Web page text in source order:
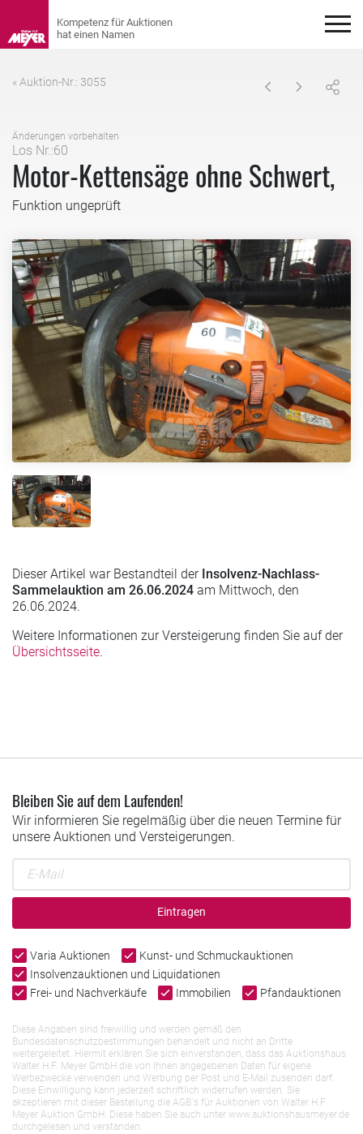
« Auktion-Nr.: 3055
Änderungen vorbehalten
Los Nr.:60
Motor-Kettensäge ohne Schwert,
Funktion ungeprüft
Dieser Artikel war Bestandteil der Insolvenz-Nachlass-
Sammelauktion am 26.06.2024 am Mittwoch, den
26.06.2024.
Weitere Informationen zur Versteigerung finden Sie auf der
Übersichtsseite.
Bleiben Sie auf dem Laufenden!
Wir informieren Sie regelmäßig über die neuen Termine für
unsere Auktionen und Versteigerungen.
Eintragen
Varia Auktionen
Kunst- und Schmuckauktionen
Insolvenzauktionen und Liquidationen
Frei- und Nachverkäufe
Immobilien Pfandauktionen
Diese Angaben sind freiwillig und werden gemäß den
Bundesdatenschutzbestimmungen behandelt und nicht an Dritte
weitergeleitet. Hiermit erklären Sie sich einverstanden, dass das Auktionshaus
Walter H.F. Meyer GmbH die von Ihnen angegebenen Daten für eigene
Werbezwecke verwenden und Werbung per Post und E-Mail zusenden darf.
Diese Einwilligung kann jederzeit schriftlich widerrufen werden. Sie
akzeptieren mit dieser Bestellung die AGB`s für Auktionen von Walter H.F.
Meyer Auktion GmbH. Diese haben Sie auch unter www.auktionshausmeyer.de
durchgelesen und verstanden.